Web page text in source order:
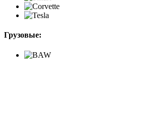
Грузовые: